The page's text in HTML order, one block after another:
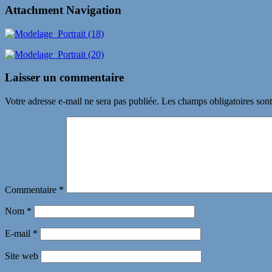
Attachment Navigation
Laisser un commentaire
Votre adresse e-mail ne sera pas publiée. Les champs obligatoires
Commentaire *
Nom *
E-mail *
Site web